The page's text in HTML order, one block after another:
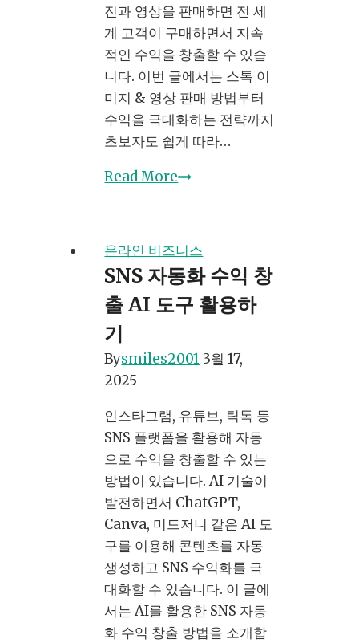
진과 영상을 판매하면 전 세
계 고객이 구매하면서 지속
적인 수익을 창출할 수 있습
니다. 이번 글에서는 스톡 이
미지 & 영상 판매 방법부터
수익을 극대화하는 전략까지
초보자도 쉽게 따라…
Read More스
미
지
및
영
판
매
돈
버
는
법
(Shutterstock,
Adobe
Stock)
15-
8
온라인 비즈니스
SNS 자동화 수익 창
출 AI 도구 활용하
기
Bysmiles2001 3월 17,
2025
인스타그램, 유튜브, 틱톡 등
SNS 플랫폼을 활용해 자동
으로 수익을 창출할 수 있는
방법이 있습니다. AI 기술이
발전하면서 ChatGPT,
Canva, 미드저니 같은 AI 도
구를 이용해 콘텐츠를 자동
생성하고 SNS 수익화를 극
대화할 수 있습니다. 이 글에
서는 AI를 활용한 SNS 자동
화 수익 창출 방법을 소개합